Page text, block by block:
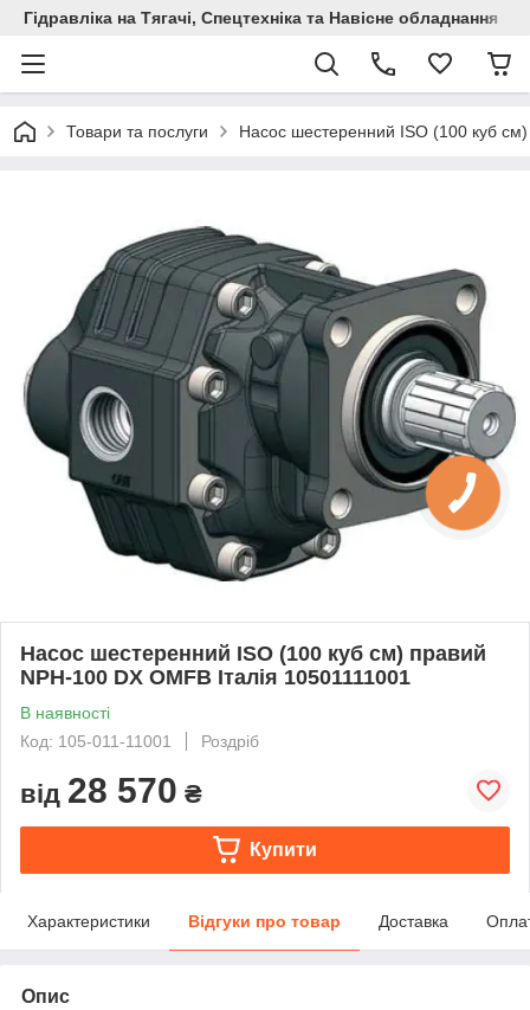
Гідравліка на Тягачі, Спецтехніка та Навісне обладнання
Товари та послуги Насос шестеренний ISO (100 куб
Насос шестеренний ISO (100 куб см) правий
NPH-100 DX OMFB Італія 10501111001
В наявності
Код: 105-011-11001
Роздріб
від 28 570 ₴
Купити
Характеристики Відгуки про товар Доставка
Опис